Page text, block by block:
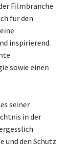
Filmbranche
für den
inspirierend.
sowie einen
seiner
in der
und den Schutz